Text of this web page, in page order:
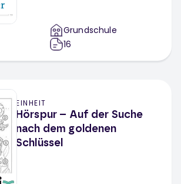
Grundschule
16
EINHEIT
Hörspur – Auf der Suche
nach dem goldenen
Schlüssel